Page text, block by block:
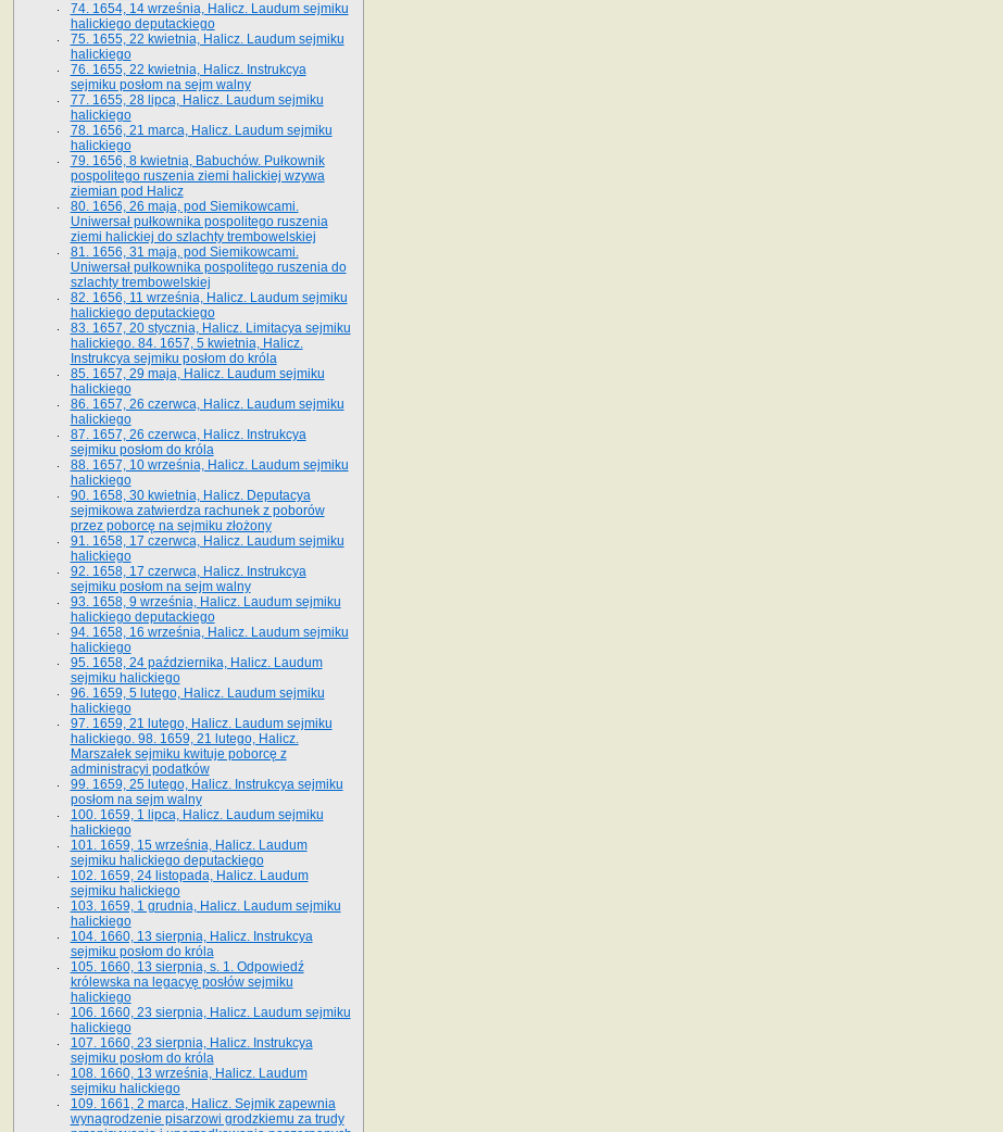
74. 1654, 14 września, Halicz. Laudum sejmiku
halickiego deputackiego
75. 1655, 22 kwietnia, Halicz. Laudum sejmiku
halickiego
76. 1655, 22 kwietnia, Halicz. Instrukcya
sejmiku posłom na sejm walny
77. 1655, 28 lipca, Halicz. Laudum sejmiku
halickiego
78. 1656, 21 marca, Halicz. Laudum sejmiku
halickiego
79. 1656, 8 kwietnia, Babuchów. Pułkownik
pospolitego ruszenia ziemi halickiej wzywa
ziemian pod Halicz
80. 1656, 26 maja, pod Siemikowcami.
Uniwersał pułkownika pospolitego ruszenia
ziemi halickiej do szlachty trembowelskiej
81. 1656, 31 maja, pod Siemikowcami.
Uniwersał pułkownika pospolitego ruszenia do
szlachty trembowelskiej
82. 1656, 11 września, Halicz. Laudum sejmiku
halickiego deputackiego
83. 1657, 20 stycznia, Halicz. Limitacya sejmiku
halickiego. 84. 1657, 5 kwietnia, Halicz.
Instrukcya sejmiku posłom do króla
85. 1657, 29 maja, Halicz. Laudum sejmiku
halickiego
86. 1657, 26 czerwca, Halicz. Laudum sejmiku
halickiego
87. 1657, 26 czerwca, Halicz. Instrukcya
sejmiku posłom do króla
88. 1657, 10 września, Halicz. Laudum sejmiku
halickiego
90. 1658, 30 kwietnia, Halicz. Deputacya
sejmikowa zatwierdza rachunek z poborów
przez poborcę na sejmiku złożony
91. 1658, 17 czerwca, Halicz. Laudum sejmiku
halickiego
92. 1658, 17 czerwca, Halicz. Instrukcya
sejmiku posłom na sejm walny
93. 1658, 9 września, Halicz. Laudum sejmiku
halickiego deputackiego
94. 1658, 16 września, Halicz. Laudum sejmiku
halickiego
95. 1658, 24 października, Halicz. Laudum
sejmiku halickiego
96. 1659, 5 lutego, Halicz. Laudum sejmiku
halickiego
97. 1659, 21 lutego, Halicz. Laudum sejmiku
halickiego. 98. 1659, 21 lutego, Halicz.
Marszałek sejmiku kwituje poborcę z
administracyi podatków
99. 1659, 25 lutego, Halicz. Instrukcya sejmiku
posłom na sejm walny
100. 1659, 1 lipca, Halicz. Laudum sejmiku
halickiego
101. 1659, 15 września, Halicz. Laudum
sejmiku halickiego deputackiego
102. 1659, 24 listopada, Halicz. Laudum
sejmiku halickiego
103. 1659, 1 grudnia, Halicz. Laudum sejmiku
halickiego
104. 1660, 13 sierpnia, Halicz. Instrukcya
sejmiku posłom do króla
105. 1660, 13 sierpnia, s. 1. Odpowiedź
królewska na legacyę posłów sejmiku
halickiego
106. 1660, 23 sierpnia, Halicz. Laudum sejmiku
halickiego
107. 1660, 23 sierpnia, Halicz. Instrukcya
sejmiku posłom do króla
108. 1660, 13 września, Halicz. Laudum
sejmiku halickiego
109. 1661, 2 marca, Halicz. Sejmik zapewnia
wynagrodzenie pisarzowi grodzkiemu za trudy